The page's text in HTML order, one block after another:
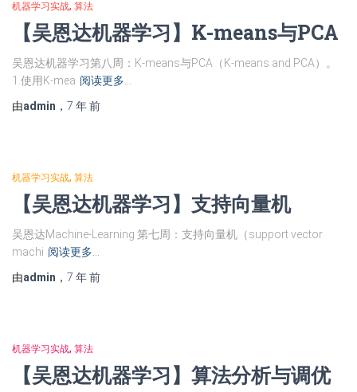
机器学习实战 算法
【吴恩达机器学习】K-means与PCA
吴恩达机器学习第八周：K-means与PCA（K-means and PCA）。
1.使用K-mea 阅读更多…
由admin ， 7 年前
机器学习实战 算法
【吴恩达机器学习】支持向量机
吴恩达Machine-Learning 第七周：支持向量机（support vector
machi 阅读更多…
由admin ， 7 年前
机器学习实战 算法
【吴恩达机器学习】算法分析与调优